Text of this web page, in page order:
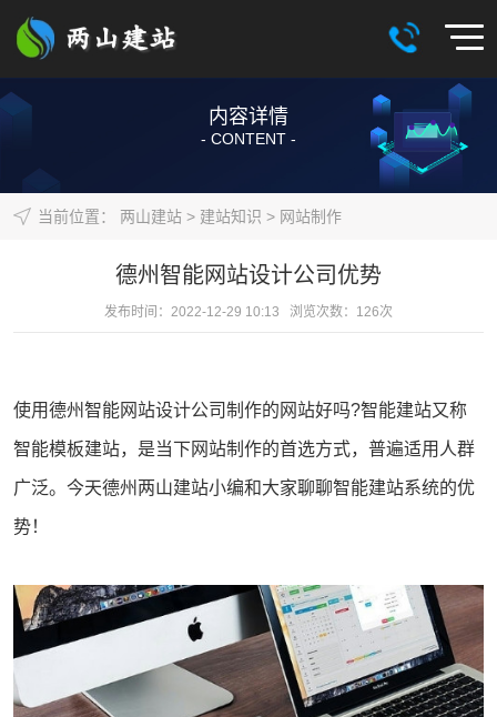
内容详情
- CONTENT -
当前位置： 两山建站> 建站知识 > 网站制作
德州智能网站设计公司优势
发布时间：2022-12-29 10:13 浏览次数： 126次
使用德州智能网站设计公司制作的 网站好吗?智能建站又称
智能模板建站，是当下网站制作的首选方式，普遍适用人群
广泛。今天德州 两山建站小编和大家聊聊智能建站系统的优
势！